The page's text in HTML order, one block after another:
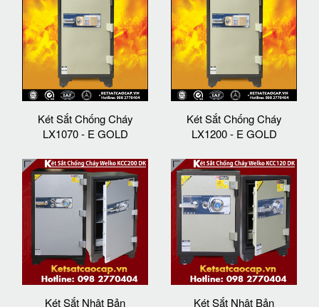
Két Sắt Chống Cháy
LX1070 - E GOLD
Két Sắt Chống Cháy
LX1200 - E GOLD
Két Sắt Nhật Bản Két Sắt Nhật Bản